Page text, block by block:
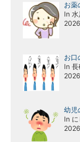
お薬
In
お口
In
幼
In